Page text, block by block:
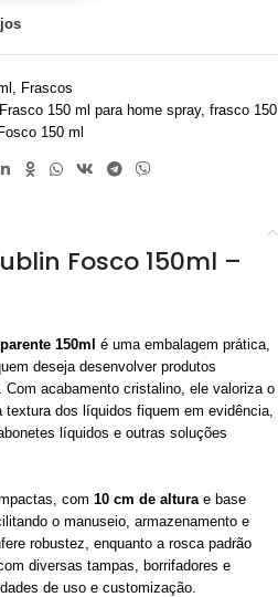
Frascos
Frasco 150 ml para home spray, frasco 150
150 ml
Fosco 150ml –
150ml é uma embalagem prática,
deseja desenvolver produtos
acabamento cristalino, ele valoriza o
dos líquidos fiquem em evidência,
líquidos e outras soluções
com 10 cm de altura e base
o manuseio, armazenamento e
robustez, enquanto a rosca padrão
diversas tampas, borrifadores e
de uso e customização.